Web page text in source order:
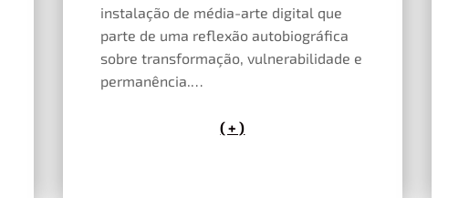
instalação de média-arte digital que
parte de uma reflexão autobiográfica
sobre transformação, vulnerabilidade e
permanência.…
( + )